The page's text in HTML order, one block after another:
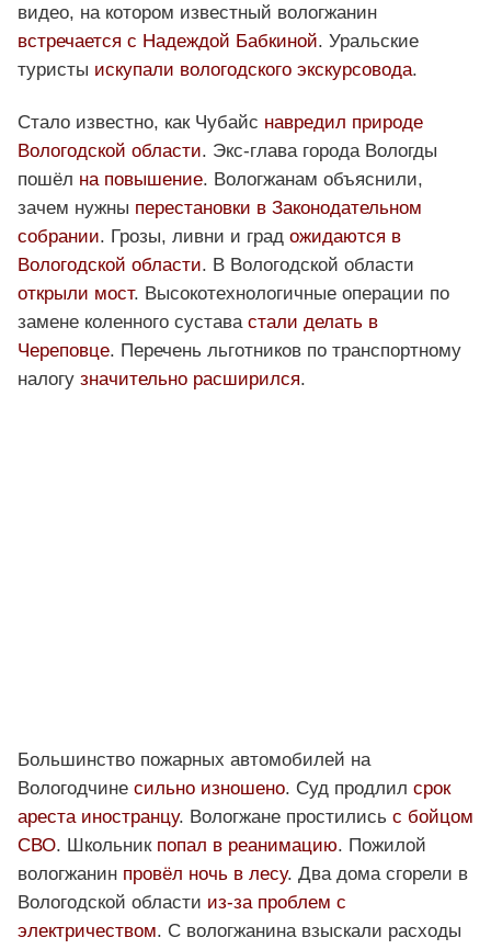
видео, на котором известный вологжанин
встречается с Надеждой Бабкиной. Уральские
туристы искупали вологодского экскурсовода.
Стало известно, как Чубайс навредил природе
Вологодской области. Экс-глава города Вологды
пошёл на повышение. Вологжанам объяснили,
зачем нужны перестановки в Законодательном
собрании. Грозы, ливни и град ожидаются в
Вологодской области. В Вологодской области
открыли мост. Высокотехнологичные операции по
замене коленного сустава стали делать в
Череповце. Перечень льготников по транспортному
налогу значительно расширился.
Большинство пожарных автомобилей на
Вологодчине сильно изношено. Суд продлил срок
ареста иностранцу. Вологжане простились с бойцом
СВО. Школьник попал в реанимацию. Пожилой
вологжанин провёл ночь в лесу. Два дома сгорели в
Вологодской области из-за проблем с
электричеством. С вологжанина взыскали расходы